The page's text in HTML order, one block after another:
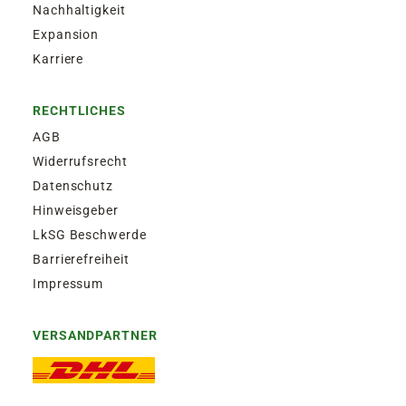
Nachhaltigkeit
Expansion
Karriere
RECHTLICHES
AGB
Widerrufsrecht
Datenschutz
Hinweisgeber
LkSG Beschwerde
Barrierefreiheit
Impressum
VERSANDPARTNER